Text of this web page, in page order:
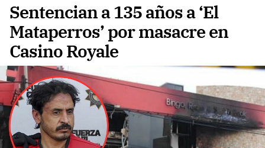
Sentencian a 135 años a ‘El
Mataperros’ por masacre en
Casino Royale